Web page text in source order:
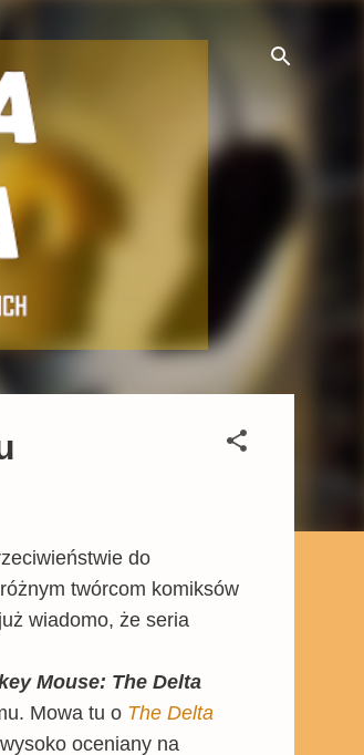
do
twórcom komiksów
wiadomo, że seria
Mouse: The Delta
Mowa tu o The Delta
oceniany na